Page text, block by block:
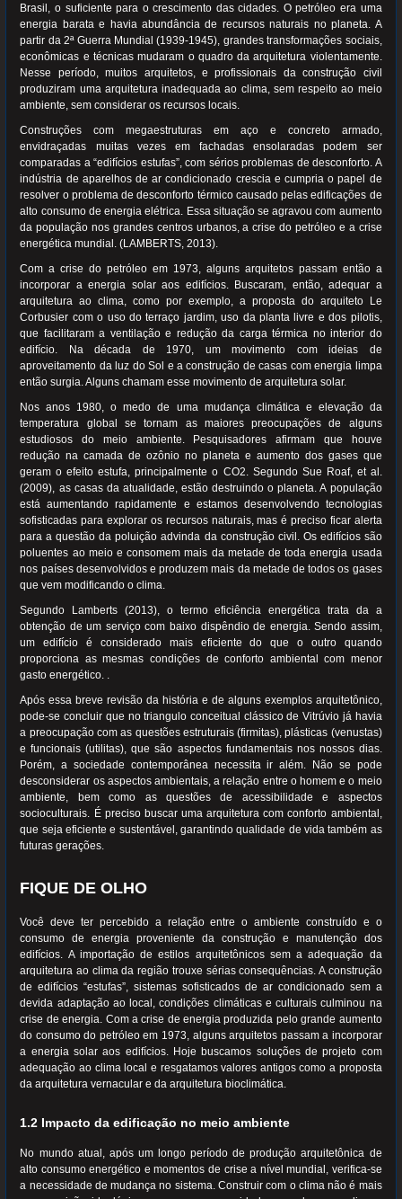
Brasil, o suficiente para o crescimento das cidades. O petróleo era uma
energia barata e havia abundância de recursos naturais no planeta. A
partir da 2ª Guerra Mundial (1939-1945), grandes transformações sociais,
econômicas e técnicas mudaram o quadro da arquitetura violentamente.
Nesse período, muitos arquitetos, e profissionais da construção civil
produziram uma arquitetura inadequada ao clima, sem respeito ao meio
ambiente, sem considerar os recursos locais.
Construções com megaestruturas em aço e concreto armado,
envidraçadas muitas vezes em fachadas ensolaradas podem ser
comparadas a “edifícios estufas”, com sérios problemas de desconforto. A
indústria de aparelhos de ar condicionado crescia e cumpria o papel de
resolver o problema de desconforto térmico causado pelas edificações de
alto consumo de energia elétrica. Essa situação se agravou com aumento
da população nos grandes centros urbanos, a crise do petróleo e a crise
energética mundial. (LAMBERTS, 2013).
Com a crise do petróleo em 1973, alguns arquitetos passam então a
incorporar a energia solar aos edifícios. Buscaram, então, adequar a
arquitetura ao clima, como por exemplo, a proposta do arquiteto Le
Corbusier com o uso do terraço jardim, uso da planta livre e dos pilotis,
que facilitaram a ventilação e redução da carga térmica no interior do
edifício. Na década de 1970, um movimento com ideias de
aproveitamento da luz do Sol e a construção de casas com energia limpa
então surgia. Alguns chamam esse movimento de arquitetura solar.
Nos anos 1980, o medo de uma mudança climática e elevação da
temperatura global se tornam as maiores preocupações de alguns
estudiosos do meio ambiente. Pesquisadores afirmam que houve
redução na camada de ozônio no planeta e aumento dos gases que
geram o efeito estufa, principalmente o CO2. Segundo Sue Roaf, et al.
(2009), as casas da atualidade, estão destruindo o planeta. A população
está aumentando rapidamente e estamos desenvolvendo tecnologias
sofisticadas para explorar os recursos naturais, mas é preciso ficar alerta
para a questão da poluição advinda da construção civil. Os edifícios são
poluentes ao meio e consomem mais da metade de toda energia usada
nos países desenvolvidos e produzem mais da metade de todos os gases
que vem modificando o clima.
Segundo Lamberts (2013), o termo eficiência energética trata da a
obtenção de um serviço com baixo dispêndio de energia. Sendo assim,
um edifício é considerado mais eficiente do que o outro quando
proporciona as mesmas condições de conforto ambiental com menor
gasto energético. .
Após essa breve revisão da história e de alguns exemplos arquitetônico,
pode-se concluir que no triangulo conceitual clássico de Vitrúvio já havia
a preocupação com as questões estruturais (firmitas), plásticas (venustas)
e funcionais (utilitas), que são aspectos fundamentais nos nossos dias.
Porém, a sociedade contemporânea necessita ir além. Não se pode
desconsiderar os aspectos ambientais, a relação entre o homem e o meio
ambiente, bem como as questões de acessibilidade e aspectos
socioculturais. É preciso buscar uma arquitetura com conforto ambiental,
que seja eficiente e sustentável, garantindo qualidade de vida também as
futuras gerações.
FIQUE DE OLHO
Você deve ter percebido a relação entre o ambiente construído e o
consumo de energia proveniente da construção e manutenção dos
edifícios. A importação de estilos arquitetônicos sem a adequação da
arquitetura ao clima da região trouxe sérias consequências. A construção
de edifícios “estufas”, sistemas sofisticados de ar condicionado sem a
devida adaptação ao local, condições climáticas e culturais culminou na
crise de energia. Com a crise de energia produzida pelo grande aumento
do consumo do petróleo em 1973, alguns arquitetos passam a incorporar
a energia solar aos edifícios. Hoje buscamos soluções de projeto com
adequação ao clima local e resgatamos valores antigos como a proposta
da arquitetura vernacular e da arquitetura bioclimática.
1.2 Impacto da edificação no meio ambiente
No mundo atual, após um longo período de produção arquitetônica de
alto consumo energético e momentos de crise a nível mundial, verifica-se
a necessidade de mudança no sistema. Construir com o clima não é mais